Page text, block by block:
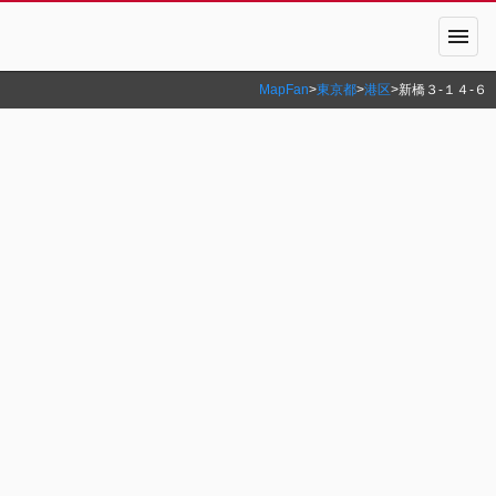
menu
MapFan>東京都>港区>新橋３‐１４‐６